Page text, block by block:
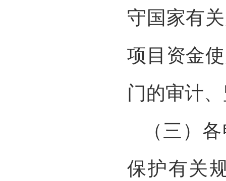
守国家有
项目资金
门的审计
（三）
保护有关